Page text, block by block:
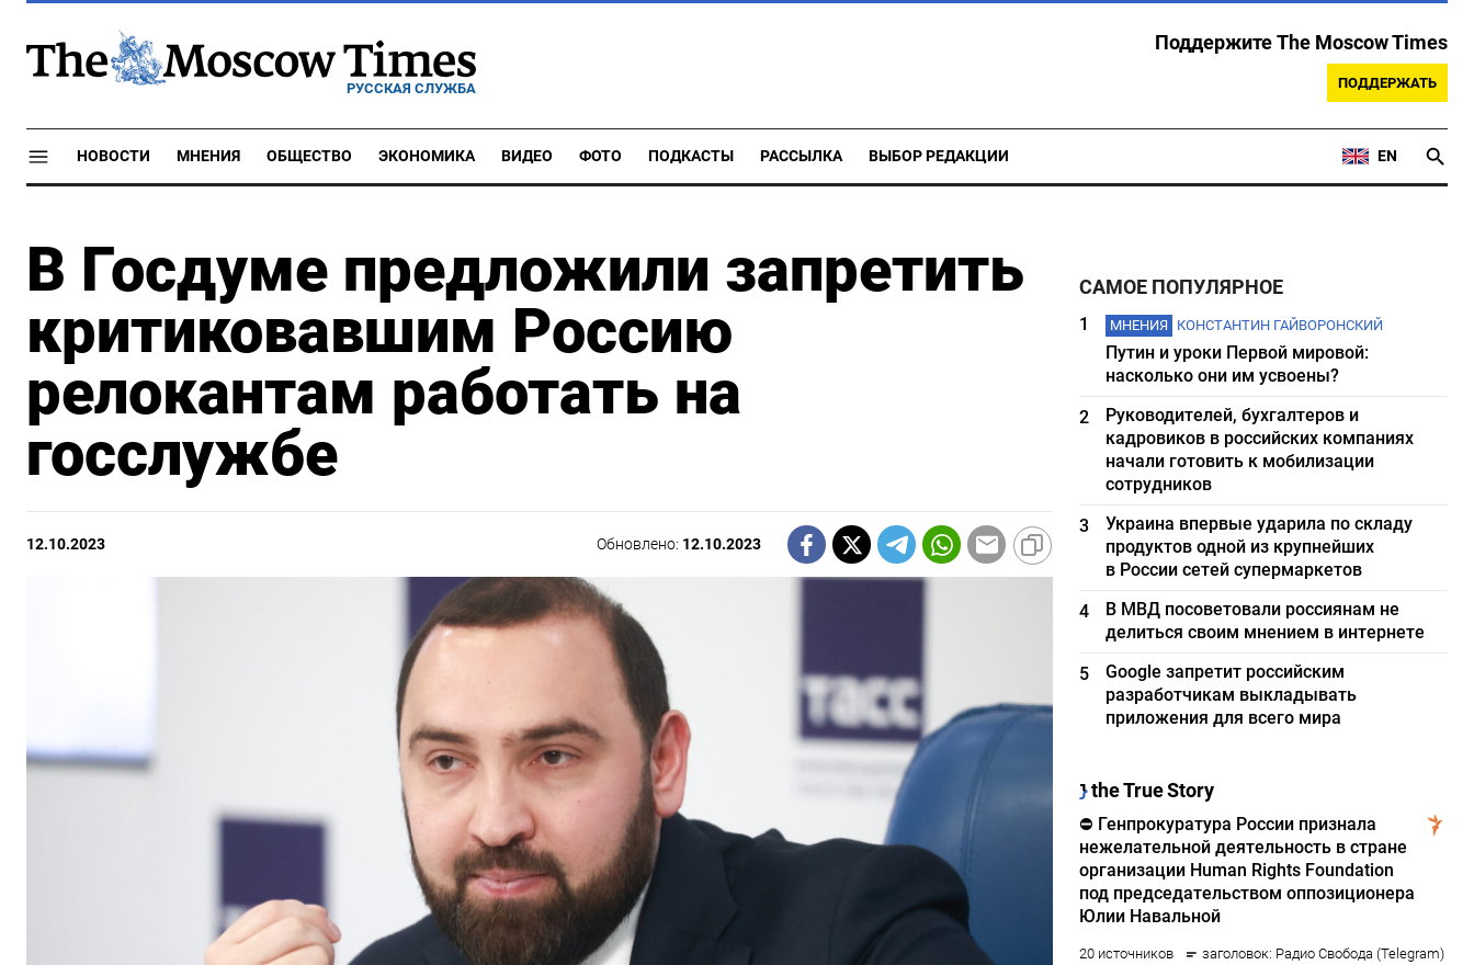
РУССКАЯ СЛУЖБА
Поддержите The Moscow Times
ПОДДЕРЖАТЬ
НОВОСТИ МНЕНИЯ ОБЩЕСТВО ЭКОНОМИКА ВИДЕО ФОТО ПОДКАСТЫ РАССЫЛКА ВЫБОР РЕДАКЦИИ EN
В Госдуме предложили запретить
критиковавшим Россию
релокантам работать на
госслужбе
12.10.2023 Обновлено: 12.10.2023
САМОЕ ПОПУЛЯРНОЕ
1 МНЕНИЯ КОНСТАНТИН ГАЙВОРОНСКИЙ
Путин и уроки Первой мировой:
насколько они им усвоены?
2
Руководителей, бухгалтеров и
кадровиков в российских компаниях
начали готовить к мобилизации
сотрудников
3
Украина впервые ударила по складу
продуктов одной из крупнейших
в России сетей супермаркетов
4
В МВД посоветовали россиянам не
делиться своим мнением в интернете
5
Google запретит российским
разработчикам выкладывать
приложения для всего мира